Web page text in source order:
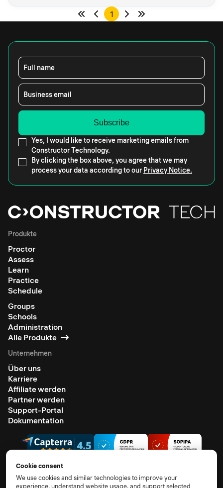
1
Full name
Business email
Yes, I would like to receive marketing emails from
Constructor Technology.
By clicking the box above, you agree that we may
process your data according to our Privacy Notice.
Produkte
Proctor
Assess
Learn
Practice
Schedule
Groups
Schools
Administration
Alle Produkte
Unternehmen
Über uns
Karriere
Affiliate werden
Partner werden
Support-Portal
Dokumentation
Cookie consent
We use cookies and similar technologies to improve your
experience, understand website usage, and support selected